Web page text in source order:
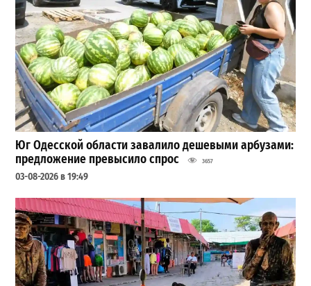
Юг Одесской области завалило дешевыми арбузами:
предложение превысило спрос
3657
03-08-2026 в 19:49